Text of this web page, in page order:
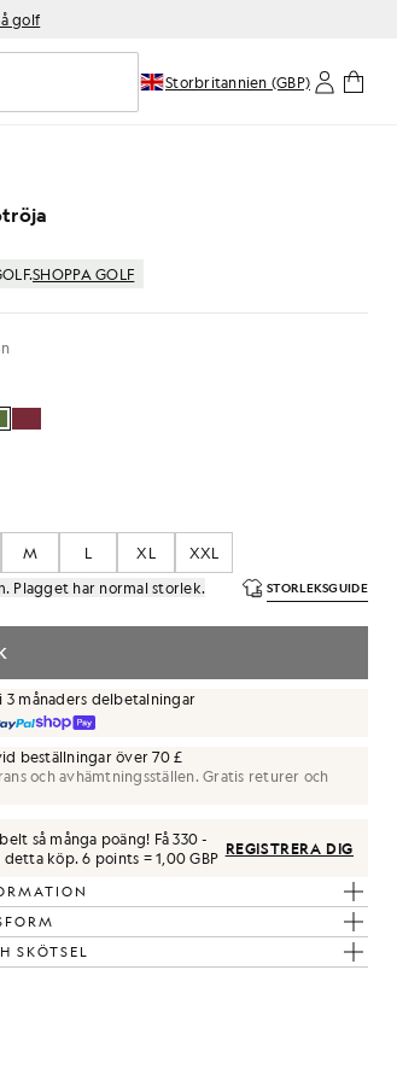
golf
prediktiv sökningStorbritannien (GBP)
SHOPPA GOLF
M L XL
XXL
Plagget har normal storlek.
STORLEKSGUIDE
i 3 månaders delbetalningar
beställningar över 70 £
och avhämtningsställen. Gratis returer och
så många poäng! Få330-
detta köp.6 points = 1,00 GBP REGISTRERA DIG
SKÖTSEL